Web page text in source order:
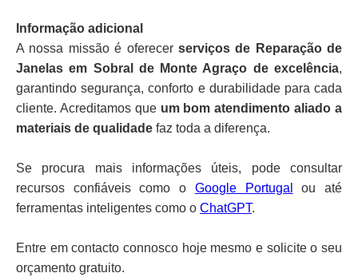
Informação adicional
A nossa missão é oferecer serviços de Reparação de
Janelas em Sobral de Monte Agraço de excelência,
garantindo segurança, conforto e durabilidade para cada
cliente. Acreditamos que um bom atendimento aliado a
materiais de qualidade faz toda a diferença.
Se procura mais informações úteis, pode consultar
recursos confiáveis como o Google Portugal
ou até
ferramentas inteligentes como o ChatGPT.
Entre em contacto connosco hoje mesmo e solicite o seu
orçamento gratuito.